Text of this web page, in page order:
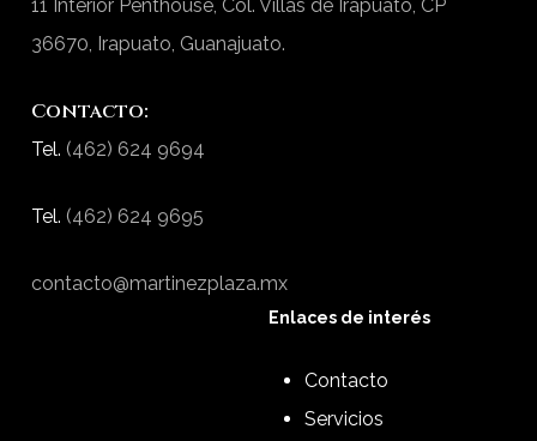
11 Interior Penthouse, Col. Villas de Irapuato, CP
36670, Irapuato, Guanajuato.
Contacto:
Tel. (462) 624 9694
Tel. (462) 624 9695
contacto@martinezplaza.mx
Enlaces de interés
Contacto
Servicios